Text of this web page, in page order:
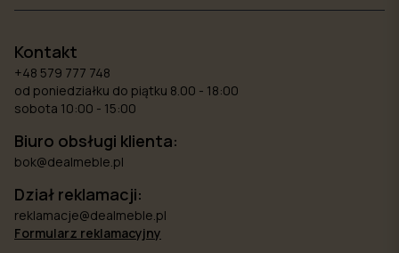
Kontakt
+48 579 777 748
od poniedziałku do piątku 8.00 - 18:00
sobota 10:00 - 15:00
Biuro obsługi klienta:
bok@dealmeble.pl
Dział reklamacji:
reklamacje@dealmeble.pl
Formularz reklamacyjny